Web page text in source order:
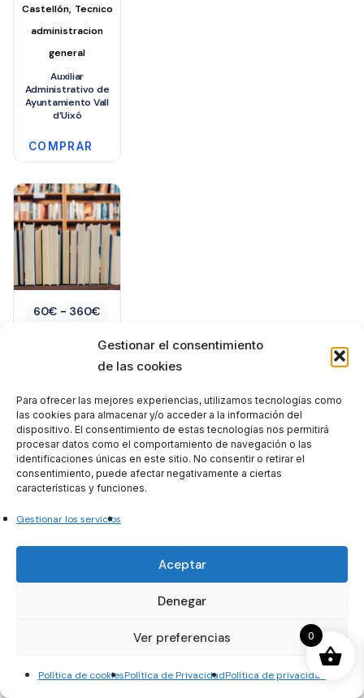
Gestionar el consentimiento
de las cookies
Para ofrecer las mejores experiencias, utilizamos tecnologías como
las cookies para almacenar y/o acceder a la información del
dispositivo. El consentimiento de estas tecnologías nos permitirá
procesar datos como el comportamiento de navegación o las
identificaciones únicas en este sitio. No consentir o retirar el
consentimiento, puede afectar negativamente a ciertas
características y funciones.
Gestionar los servicios
Aceptar
Denegar
Ver preferencias
Política de cookiesPolítica de PrivacidadPolítica de privacidad
Castellón, Tecnico
administracion
general
Auxiliar
Administrativo de
Ayuntamiento Vall
d’Uixó
COMPRAR
60€ - 360€
desde
60€
,
Castellón
Técnico Biblioteca
La Vall d’Uixó
VER
OPCIONES
producto
tiene
variantes.
pueden
EDUCADOR SOCIAL,
0